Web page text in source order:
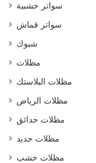
سواتر خشبية
سواتر قماش
شبوك
مظلات
مظلات البلاستك
مظلات الرياض
مظلات حدائق
مظلات حديد
مظلات خشب